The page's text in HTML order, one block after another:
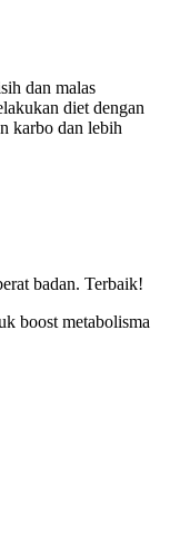
dan malas
diet dengan
karbo dan lebih
badan. Terbaik!
boost metabolisma